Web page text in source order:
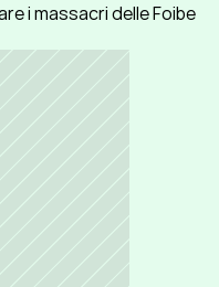
i massacri delle Foibe